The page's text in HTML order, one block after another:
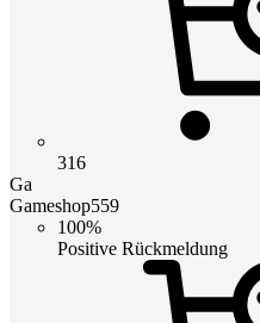
316
Ga
Gameshop559
100%
Positive Rückmeldung